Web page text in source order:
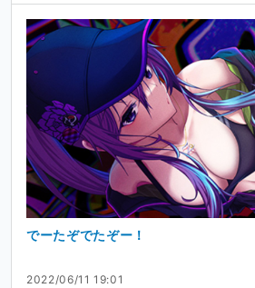
2022/06/11 19:01
でーたぞでたぞー！